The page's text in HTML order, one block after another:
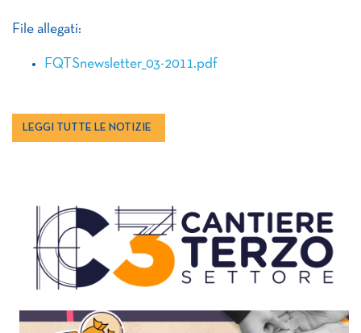
File allegati:
FQTSnewsletter_03-2011.pdf
LEGGI TUTTE LE NOTIZIE